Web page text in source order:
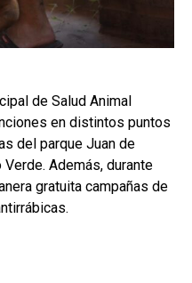
de Salud Animal
en distintos puntos
del parque Juan de
Además, durante
gratuita campañas de